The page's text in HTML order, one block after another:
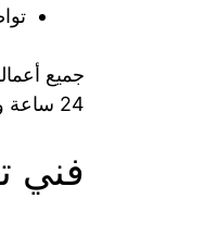
جميع
24 ساعة و في كافة محافظات الكويت .
فني